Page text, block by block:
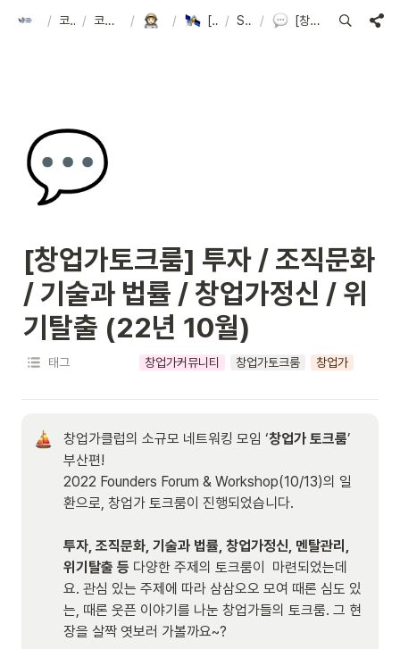
코리아스타트업포럼
/ 코스포 아카이브 / 코스포는, 스타트업의 성장을 도와요! / 코스포 창업가클럽
/ [코스포 창업가클럽] 창업가토크룸 / Special 토크룸 / [창업가토크룸] 투자 / 조직문화 / 기술과 법률 / 창업가정신 / 위기탈출 (22년 10월)
💬
[창업가토크룸] 투자 / 조직문화
/ 기술과 법률 / 창업가정신 / 위
기탈출 (22년 10월)
태그 창업가커뮤니티 창업가토크룸 창업가
창업가클럽의 소규모 네트워킹 모임 ‘창업가 토크룸’
부산편!
2022 Founders Forum & Workshop(10/13)의 일
환으로, 창업가 토크룸이 진행되었습니다.
투자, 조직문화, 기술과 법률, 창업가정신, 멘탈관리,
위기탈출 등 다양한 주제의 토크룸이  마련되었는데
요. 관심 있는 주제에 따라 삼삼오오 모여 때론 심도 있
는, 때론 웃픈 이야기를 나눈 창업가들의 토크룸. 그 현
장을 살짝 엿보러 가볼까요~?